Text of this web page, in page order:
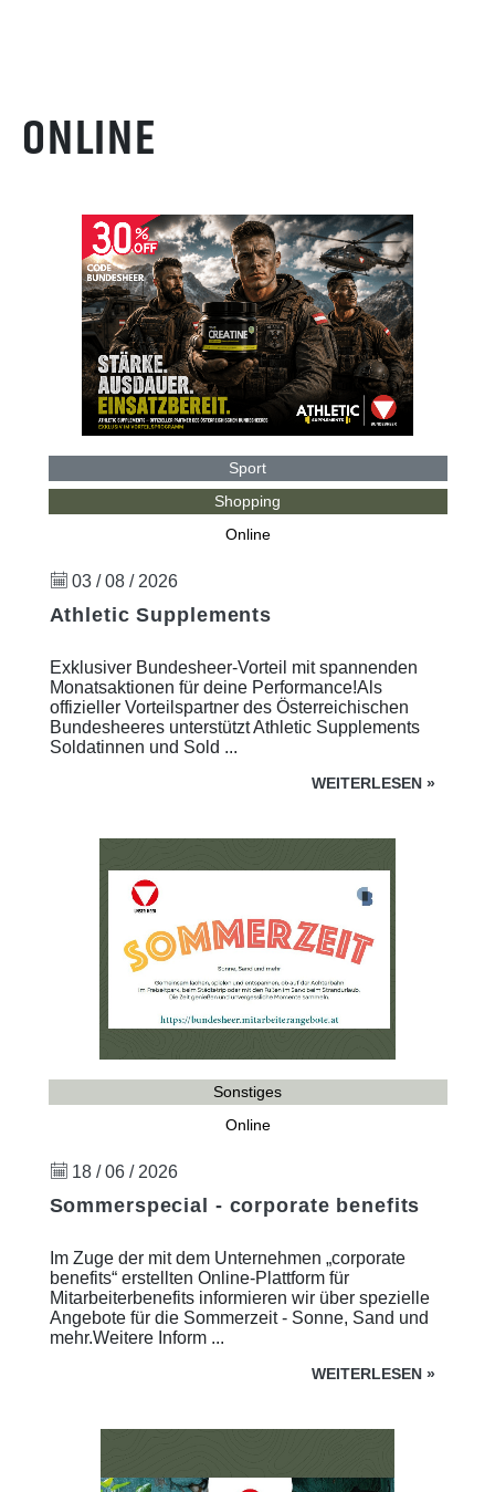
ONLINE
Sport
Shopping
Online
03 / 08 / 2026
Athletic Supplements
Exklusiver Bundesheer-Vorteil mit spannenden
Monatsaktionen für deine Performance!Als
offizieller Vorteilspartner des Österreichischen
Bundesheeres unterstützt Athletic Supplements
Soldatinnen und Sold ...
WEITERLESEN »
Sonstiges
Online
18 / 06 / 2026
Sommerspecial - corporate benefits
Im Zuge der mit dem Unternehmen „corporate
benefits“ erstellten Online-Plattform für
Mitarbeiterbenefits informieren wir über spezielle
Angebote für die Sommerzeit - Sonne, Sand und
mehr.Weitere Inform ...
WEITERLESEN »